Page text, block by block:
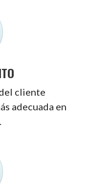
cliente
adecuada en